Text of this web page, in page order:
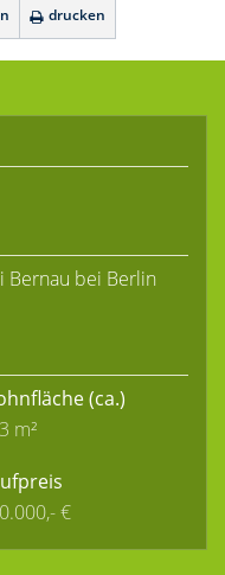
drucken
Bernau bei Berlin
(ca.)
m²
€